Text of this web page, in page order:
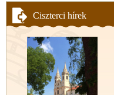
Ciszterci hírek